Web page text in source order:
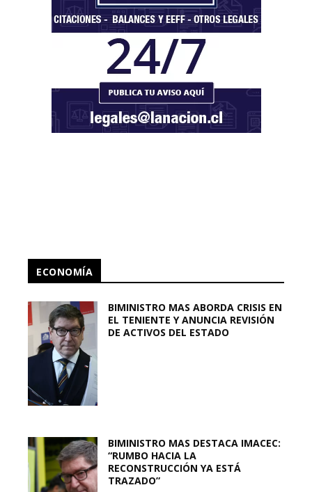
ECONOMÍA
BIMINISTRO MAS ABORDA CRISIS EN
EL TENIENTE Y ANUNCIA REVISIÓN
DE ACTIVOS DEL ESTADO
BIMINISTRO MAS DESTACA IMACEC:
“RUMBO HACIA LA
RECONSTRUCCIÓN YA ESTÁ
TRAZADO”